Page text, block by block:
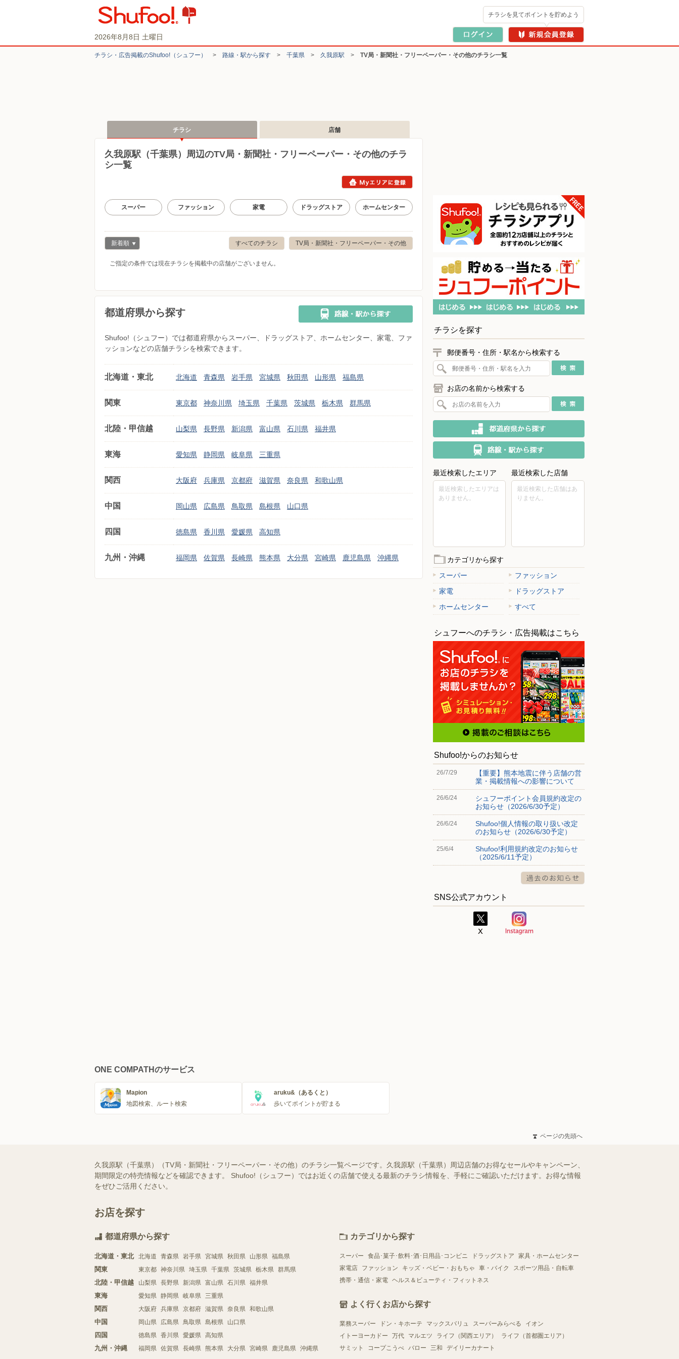
2026年8月8日 土曜日
チラシを見てポイントを貯めよう
チラシ・​広告掲載の​Shufoo!​（シュフー） > 路線・駅から探す > 千葉県 > 久我原駅 > TV局・新聞社・フリーペーパー・その他のチラシ一覧
チラシ 店舗
久我原駅（千葉県）周辺のTV局・新聞社・フリーペーパー・その他のチラ
シ一覧
スーパー ファッション 家電 ドラッグストア ホームセンター
TV局・新聞社・フリーペーパー・その他
すべてのチラシ
新着順
ご指定の条件では現在チラシを掲載中の店舗がございません。
都道府県から探す
Shufoo!（シュフー）では都道府県からスーパー、ドラッグストア、ホームセンター、家電、ファ
ッションなどの店舗チラシを検索できます。
北海道・東北 北海道 青森県 岩手県 宮城県 秋田県 山形県 福島県
関東 東京都 神奈川県 埼玉県 千葉県 茨城県 栃木県 群馬県
北陸・甲信越 山梨県 長野県 新潟県 富山県 石川県 福井県
東海 愛知県 静岡県 岐阜県 三重県
関西 大阪府 兵庫県 京都府 滋賀県 奈良県 和歌山県
中国 岡山県 広島県 鳥取県 島根県 山口県
四国 徳島県 香川県 愛媛県 高知県
九州・沖縄 福岡県 佐賀県 長崎県 熊本県 大分県 宮崎県 鹿児島県 沖縄県
チラシを探す
郵便番号・住所・駅名から検索する
お店の名前から検索する
最近検索したエリア
最近検索したエリアは
ありません。
最近検索した店舗
最近検索した店舗はあ
りません。
カテゴリから探す
スーパー
ファッション
家電
ドラッグストア
ホームセンター
すべて
シュフーへのチラシ・広告掲載はこちら
Shufoo!からのお知らせ
26/7/29
【重要】熊本地震に伴う店舗の営
業・掲載情報への影響について
26/6/24
シュフーポイント会員規約改定の
お知らせ（2026/6/30予定）
26/6/24
Shufoo!個人情報の取り扱い改定
のお知らせ（2026/6/30予定）
25/6/4
Shufoo!利用規約改定のお知らせ
（2025/6/11予定）
SNS公式アカウント
ONE COMPATHのサービス
Mapion
地図検索、ルート検索
aruku&（あるくと）
歩いてポイントが貯まる
ページの先頭へ
久我原駅（千葉県）（TV局・新聞社・フリーペーパー・その他）のチラシ一覧ページです。久我原駅（千葉県）周辺店舗のお得なセールやキャンペーン、
期間限定の特売情報などを確認できます。 Shufoo!（シュフー）ではお近くの店舗で使える最新のチラシ情報を、手軽にご確認いただけます。お得な情報
をぜひご活用ください。
お店を探す
都道府県から探す
北海道・東北 北海道 青森県 岩手県 宮城県 秋田県 山形県 福島県
関東 東京都 神奈川県 埼玉県 千葉県 茨城県 栃木県 群馬県
北陸・甲信越 山梨県 長野県 新潟県 富山県 石川県 福井県
東海 愛知県 静岡県 岐阜県 三重県
関西 大阪府 兵庫県 京都府 滋賀県 奈良県 和歌山県
中国 岡山県 広島県 鳥取県 島根県 山口県
四国 徳島県 香川県 愛媛県 高知県
九州・沖縄 福岡県 佐賀県 長崎県 熊本県 大分県 宮崎県 鹿児島県 沖縄県
カテゴリから探す
スーパー 食品･菓子･飲料･酒･日用品･コンビニ ドラッグストア
家具・ホームセンター
家電店
ファッション キッズ・ベビー・おもちゃ 車・バイク
スポーツ用品・自転車
携帯・通信・家電 ヘルス＆ビューティ・フィットネス
よく行くお店から探す
業務スーパー ドン・キホーテ マックスバリュ スーパーみらべる
イオン
イトーヨーカドー
万代 マルエツ ライフ（関西エリア）
ライフ（首都圏エリア）
サミット
コープこうべ バロー 三和 デイリーカナート